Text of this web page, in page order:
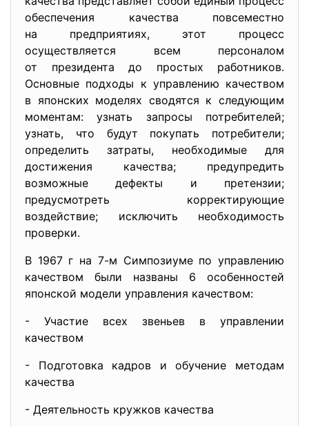
обеспечения качества повсеместно
на предприятиях, этот процесс
осуществляется всем персоналом
от президента до простых работников.
Основные подходы к управлению качеством
в японских моделях сводятся к следующим
моментам: узнать запросы потребителей;
узнать, что будут покупать потребители;
определить затраты, необходимые для
достижения качества; предупредить
возможные дефекты и претензии;
предусмотреть корректирующие
воздействие; исключить необходимость
проверки.
В 1967 г на 7-м Симпозиуме по управлению
качеством были названы 6 особенностей
японской модели управления качеством:
- Участие всех звеньев в управлении
качеством
- Подготовка кадров и обучение методам
качества
- Деятельность кружков качества